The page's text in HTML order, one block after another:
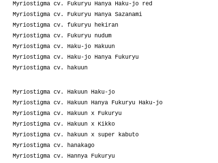
Myriostigma cv. Fukuryu Hanya Haku-jo red
Myriostigma cv. Fukuryu Hanya Sazanami
Myriostigma cv. fukuryu hekiran
Myriostigma cv. Fukuryu nudum
Myriostigma cv. Haku-jo Hakuun
Myriostigma cv. Haku-jo Hanya Fukuryu
Myriostigma cv. hakuun
Myriostigma cv. Hakuun Haku-jo
Myriostigma cv. Hakuun Hanya Fukuryu Haku-jo
Myriostigma cv. Hakuun x Fukuryu
Myriostigma cv. Hakuun x Kikko
Myriostigma cv. hakuun x super kabuto
Myriostigma cv. hanakago
Myriostigma cv. Hannya Fukuryu